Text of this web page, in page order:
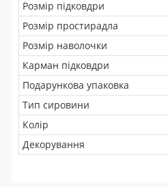
Розмір підковдри
Розмір простирадла
Розмір наволочки
Карман підковдри
Подарункова упаковка
Тип сировини
Колір
Декорування